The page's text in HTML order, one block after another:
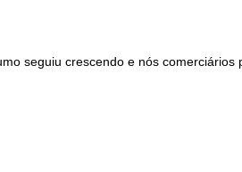
seguiu crescendo e nós